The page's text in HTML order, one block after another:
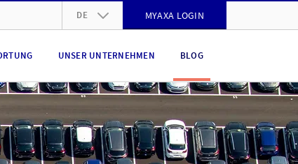
DE
IT
EN
MYAXA LOGIN
UNSER UNTERNEHMEN BLOG